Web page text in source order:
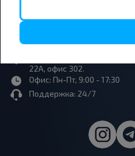
info@infobus.by
22А, офис 302.
Офис: Пн-Пт, 9:00 - 17:30
Поддержка: 24/7